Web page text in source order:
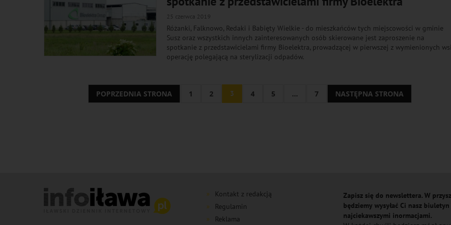
25 czerwca 2019
Różanki, Falknowo, Redaki i Babięty Wielkie - do mieszkańców tych miejscowości w gminie
Susz oraz wszystkich innych zainteresowanych osób skierowane jest zaproszenie na
spotkanie z przedstawicielami firmy Bioelektra, prowadzącej w pierwszej z wymienionych wsi
operację polegającą na sterylizacji odpadów.
POPRZEDNIA STRONA 1 2 3 4 5 ... 7 NASTĘPNA STRONA
Kontakt z redakcją
Regulamin
Reklama
Zapisz się do newslettera. W
będziemy wysyłać Ci nasz biuletyn
najciekawszymi inormacjami.